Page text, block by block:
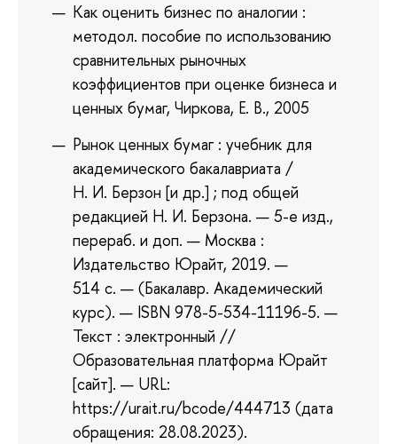
Как оценить бизнес по аналогии :
методол. пособие по использованию
сравнительных рыночных
коэффициентов при оценке бизнеса и
ценных бумаг, Чиркова, Е. В., 2005
Рынок ценных бумаг : учебник для
академического бакалавриата /
Н. И. Берзон [и др.] ; под общей
редакцией Н. И. Берзона. — 5-е изд.,
перераб. и доп. — Москва :
Издательство Юрайт, 2019. —
514 с. — (Бакалавр. Академический
курс). — ISBN 978-5-534-11196-5. —
Текст : электронный //
Образовательная платформа Юрайт
[сайт]. — URL:
https://urait.ru/bcode/444713 (дата
обращения: 28.08.2023).